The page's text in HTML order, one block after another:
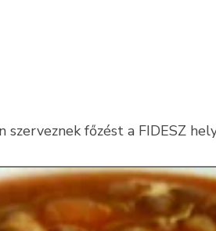
főzést a FIDESZ